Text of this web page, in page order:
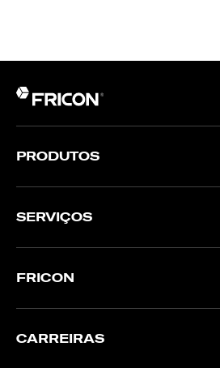
PRODUTOS
SERVIÇOS
FRICON
CARREIRAS